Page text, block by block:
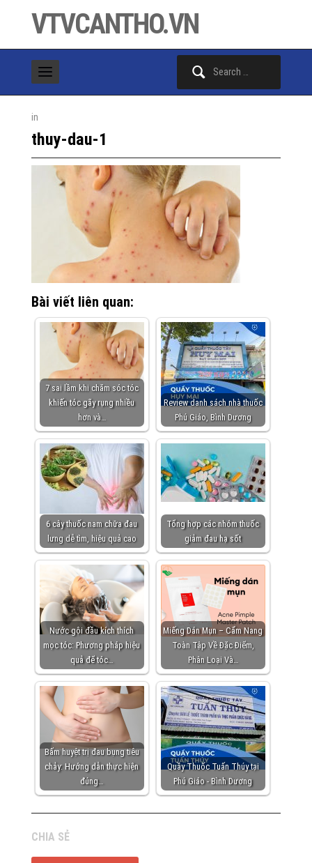
VTVCANTHO.VN
in
thuy-dau-1
Bài viết liên quan:
7 sai lầm khi chăm sóc tóc
khiến tóc gãy rụng nhiều
hơn và…
Review danh sách nhà thuốc
Phú Giáo, Bình Dương
6 cây thuốc nam chữa đau
lưng dễ tìm, hiệu quả cao
Tổng hợp các nhóm thuốc
giảm đau hạ sốt
Nước gội đầu kích thích
mọc tóc: Phương pháp hiệu
quả để tóc…
Miếng Dán Mụn – Cẩm Nang
Toàn Tập Về Đặc Điểm,
Phân Loại Và…
Bấm huyệt trị đau bụng tiêu
chảy: Hướng dẫn thực hiện
đúng…
Quầy Thuốc Tuấn Thúy tại
Phú Giáo - Bình Dương
CHIA SẺ